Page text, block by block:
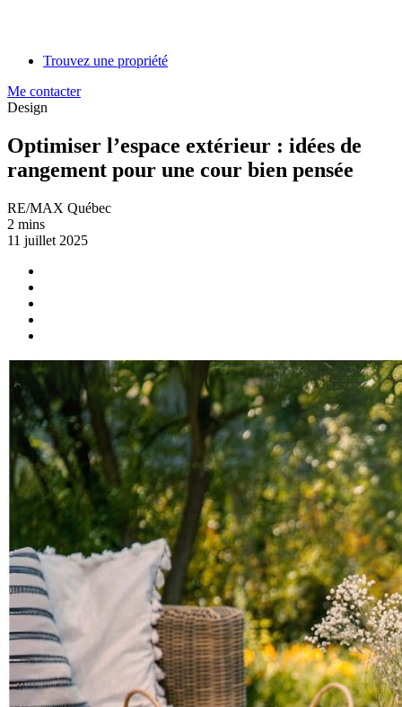
Trouvez une propriété
Me contacter
Design
Optimiser l’espace extérieur : idées de
rangement pour une cour bien pensée
RE/MAX Québec
2 mins
11 juillet 2025